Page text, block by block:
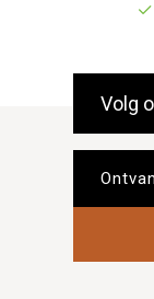
Volg